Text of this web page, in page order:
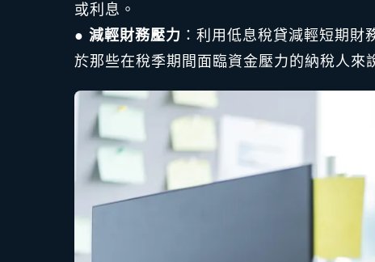
或利息。
● 減輕財務壓力 ：利用低息稅貸減輕短期
於那些在稅季期間面臨資金壓力的納稅人來